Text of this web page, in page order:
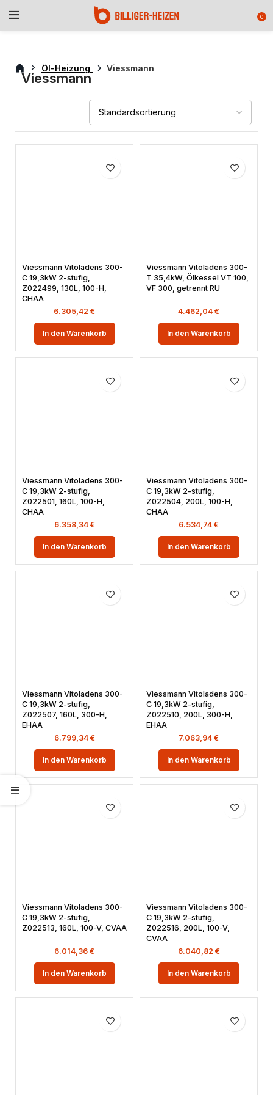
0
Öl-Heizung Viessmann
Viessmann
Viessmann Vitoladens 300-
C 19,3kW 2-stufig,
Z022499, 130L, 100-H,
CHAA
6.305,42 €
In den Warenkorb
Viessmann Vitoladens 300-
T 35,4kW, Ölkessel VT 100,
VF 300, getrennt RU
4.462,04 €
In den Warenkorb
Viessmann Vitoladens 300-
C 19,3kW 2-stufig,
Z022501, 160L, 100-H,
CHAA
6.358,34 €
In den Warenkorb
Viessmann Vitoladens 300-
C 19,3kW 2-stufig,
Z022504, 200L, 100-H,
CHAA
6.534,74 €
In den Warenkorb
Viessmann Vitoladens 300-
C 19,3kW 2-stufig,
Z022507, 160L, 300-H,
EHAA
6.799,34 €
In den Warenkorb
Viessmann Vitoladens 300-
C 19,3kW 2-stufig,
Z022510, 200L, 300-H,
EHAA
7.063,94 €
In den Warenkorb
Viessmann Vitoladens 300-
C 19,3kW 2-stufig,
Z022513, 160L, 100-V, CVAA
6.014,36 €
In den Warenkorb
Viessmann Vitoladens 300-
C 19,3kW 2-stufig,
Z022516, 200L, 100-V,
CVAA
6.040,82 €
In den Warenkorb